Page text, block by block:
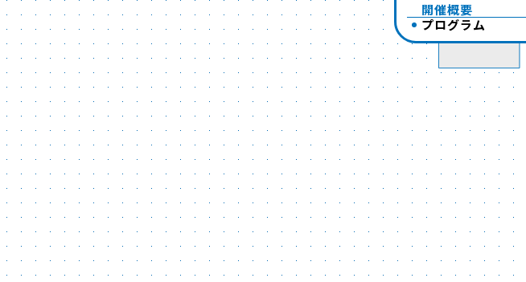
開催概要
プログラム